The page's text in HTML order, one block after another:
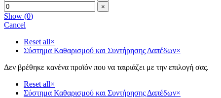
×
Show (0)
Cancel
Reset all×
Σύστημα Καθαρισμού και Συντήρησης Δαπέδων×
Δεν βρέθηκε κανένα προϊόν που να ταιριάζει με την επιλογή σας.
Reset all×
Σύστημα Καθαρισμού και Συντήρησης Δαπέδων×